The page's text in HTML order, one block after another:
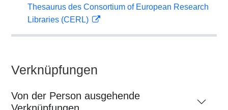
Thesaurus des Consortium of European Research
Libraries (CERL)
Verknüpfungen
Von der Person ausgehende